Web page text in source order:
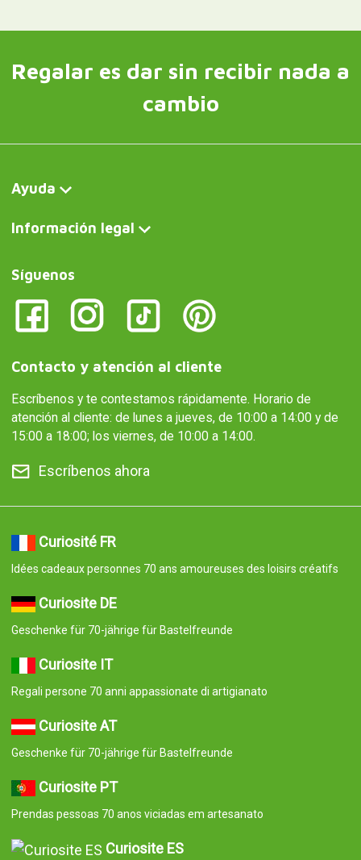
Regalar es dar sin recibir nada a
cambio
Ayuda
Información legal
Síguenos
Contacto y atención al cliente
Escríbenos y te contestamos rápidamente. Horario de
atención al cliente: de lunes a jueves, de 10:00 a 14:00 y de
15:00 a 18:00; los viernes, de 10:00 a 14:00.
Escríbenos ahora
Curiosité FR
Idées cadeaux personnes 70 ans amoureuses des loisirs créatifs
Curiosite DE
Geschenke für 70-jährige für Bastelfreunde
Curiosite IT
Regali persone 70 anni appassionate di artigianato
Curiosite AT
Geschenke für 70-jährige für Bastelfreunde
Curiosite PT
Prendas pessoas 70 anos viciadas em artesanato
Curiosite ES